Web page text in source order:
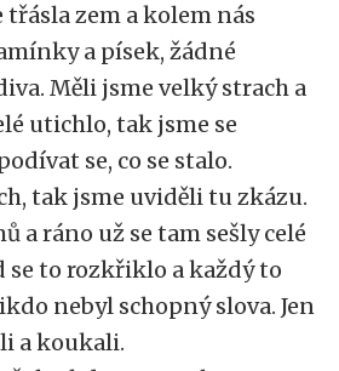
třásla zem a kolem nás
a písek, žádné
Měli jsme velký strach a
utichlo, tak jsme se
se, co se stalo.
tak jsme uviděli tu zkázu.
a ráno už se tam sešly celé
se to rozkřiklo a každý to
nebyl schopný slova. Jen
a koukali.